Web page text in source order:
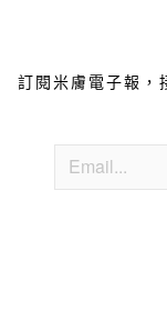
訂閱米膚電子報，